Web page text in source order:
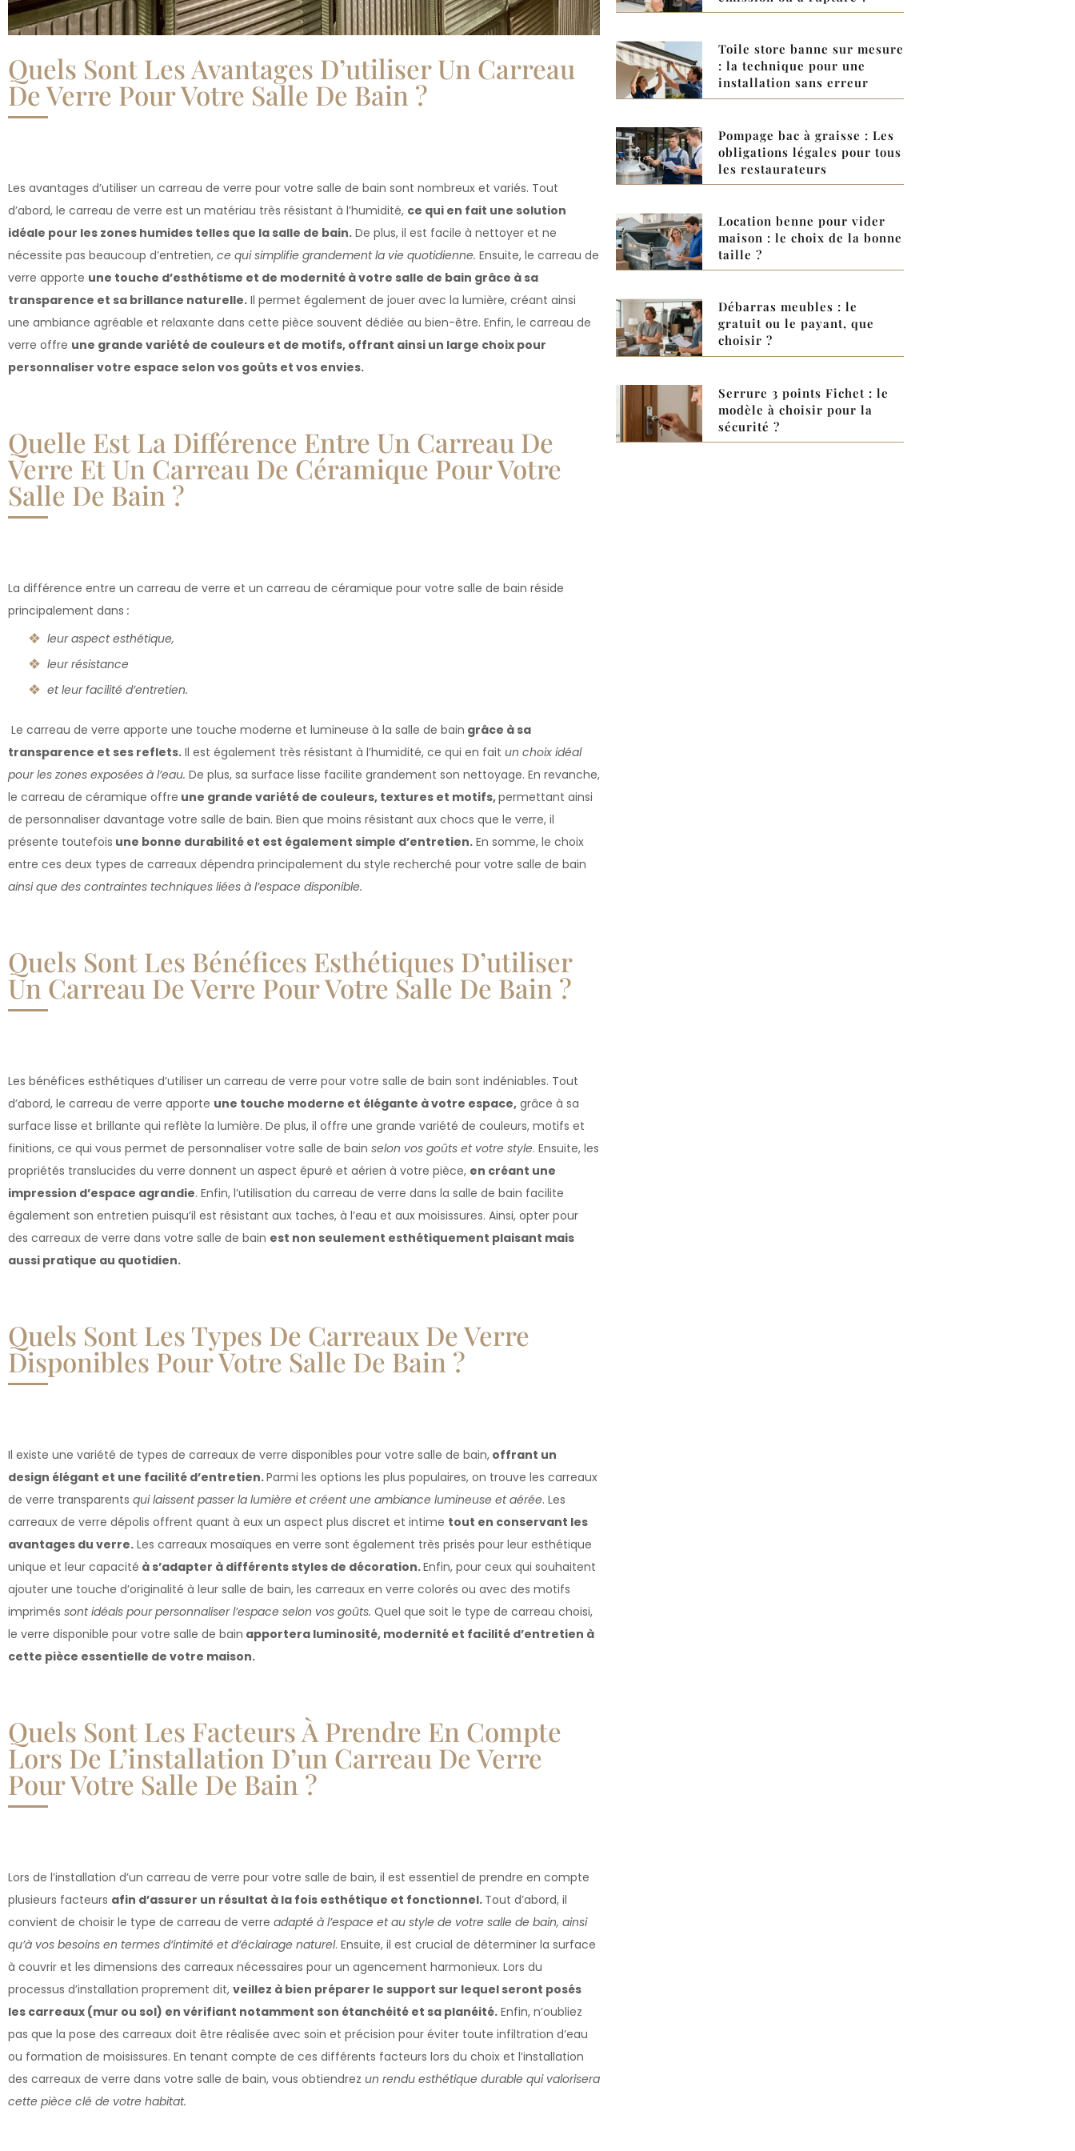
Quels Sont Les Avantages D’utiliser Un Carreau
De Verre Pour Votre Salle De Bain ?
Les avantages d’utiliser un carreau de verre pour votre salle de bain sont nombreux et variés. Tout
d’abord, le carreau de verre est un matériau très résistant à l’humidité, ce qui en fait une solution
idéale pour les zones humides telles que la salle de bain. De plus, il est facile à nettoyer et ne
nécessite pas beaucoup d’entretien, ce qui simplifie grandement la vie quotidienne. Ensuite, le carreau de
verre apporte une touche d’esthétisme et de modernité à votre salle de bain grâce à sa
transparence et sa brillance naturelle. Il permet également de jouer avec la lumière, créant ainsi
une ambiance agréable et relaxante dans cette pièce souvent dédiée au bien-être. Enfin, le carreau de
verre offre une grande variété de couleurs et de motifs, offrant ainsi un large choix pour
personnaliser votre espace selon vos goûts et vos envies.
Quelle Est La Différence Entre Un Carreau De
Verre Et Un Carreau De Céramique Pour Votre
Salle De Bain ?
La différence entre un carreau de verre et un carreau de céramique pour votre salle de bain réside
principalement dans :
leur aspect esthétique,
leur résistance
et leur facilité d’entretien.
Le carreau de verre apporte une touche moderne et lumineuse à la salle de bain grâce à sa
transparence et ses reflets. Il est également très résistant à l’humidité, ce qui en fait un choix idéal
pour les zones exposées à l’eau. De plus, sa surface lisse facilite grandement son nettoyage. En revanche,
le carreau de céramique offre une grande variété de couleurs, textures et motifs,permettant ainsi
de personnaliser davantage votre salle de bain. Bien que moins résistant aux chocs que le verre, il
présente toutefois une bonne durabilité et est également simple d’entretien. En somme, le choix
entre ces deux types de carreaux dépendra principalement du style recherché pour votre salle de bain
ainsi que des contraintes techniques liées à l’espace disponible.
Quels Sont Les Bénéfices Esthétiques D’utiliser
Un Carreau De Verre Pour Votre Salle De Bain ?
Les bénéfices esthétiques d’utiliser un carreau de verre pour votre salle de bain sont indéniables. Tout
d’abord, le carreau de verre apporte une touche moderne et élégante à votre espace, grâce à sa
surface lisse et brillante qui reflète la lumière. De plus, il offre une grande variété de couleurs, motifs et
finitions, ce qui vous permet de personnaliser votre salle de bain selon vos goûts et votre style. Ensuite, les
propriétés translucides du verre donnent un aspect épuré et aérien à votre pièce, en créant une
impression d’espace agrandie. Enfin, l’utilisation du carreau de verre dans la salle de bain facilite
également son entretien puisqu’il est résistant aux taches, à l’eau et aux moisissures. Ainsi, opter pour
des carreaux de verre dans votre salle de bain est non seulement esthétiquement plaisant mais
aussi pratique au quotidien.
Quels Sont Les Types De Carreaux De Verre
Disponibles Pour Votre Salle De Bain ?
Il existe une variété de types de carreaux de verre disponibles pour votre salle de bain, offrant un
design élégant et une facilité d’entretien.Parmi les options les plus populaires, on trouve les carreaux
de verre transparents qui laissent passer la lumière et créent une ambiance lumineuse et aérée. Les
carreaux de verre dépolis offrent quant à eux un aspect plus discret et intime tout en conservant les
avantages du verre. Les carreaux mosaïques en verre sont également très prisés pour leur esthétique
unique et leur capacité à s’adapter à différents styles de décoration.Enfin, pour ceux qui souhaitent
ajouter une touche d’originalité à leur salle de bain, les carreaux en verre colorés ou avec des motifs
imprimés sont idéals pour personnaliser l’espace selon vos goûts. Quel que soit le type de carreau choisi,
le verre disponible pour votre salle de bain apportera luminosité, modernité et facilité d’entretien à
cette pièce essentielle de votre maison.
Quels Sont Les Facteurs À Prendre En Compte
Lors De L’installation D’un Carreau De Verre
Pour Votre Salle De Bain ?
Lors de l’installation d’un carreau de verre pour votre salle de bain, il est essentiel de prendre en compte
plusieurs facteurs afin d’assurer un résultat à la fois esthétique et fonctionnel. Tout d’abord, il
convient de choisir le type de carreau de verre adapté à l’espace et au style de votre salle de bain, ainsi
qu’à vos besoins en termes d’intimité et d’éclairage naturel. Ensuite, il est crucial de déterminer la surface
à couvrir et les dimensions des carreaux nécessaires pour un agencement harmonieux. Lors du
processus d’installation proprement dit, veillez à bien préparer le support sur lequel seront posés
les carreaux (mur ou sol) en vérifiant notamment son étanchéité et sa planéité. Enfin, n’oubliez
pas que la pose des carreaux doit être réalisée avec soin et précision pour éviter toute infiltration d’eau
ou formation de moisissures. En tenant compte de ces différents facteurs lors du choix et l’installation
des carreaux de verre dans votre salle de bain, vous obtiendrez un rendu esthétique durable qui valorisera
cette pièce clé de votre habitat.
Toile store banne sur mesure
: la technique pour une
installation sans erreur
Pompage bac à graisse : Les
obligations légales pour tous
les restaurateurs
Location benne pour vider
maison : le choix de la bonne
taille ?
Débarras meubles : le
gratuit ou le payant, que
choisir ?
Serrure 3 points Fichet : le
modèle à choisir pour la
sécurité ?